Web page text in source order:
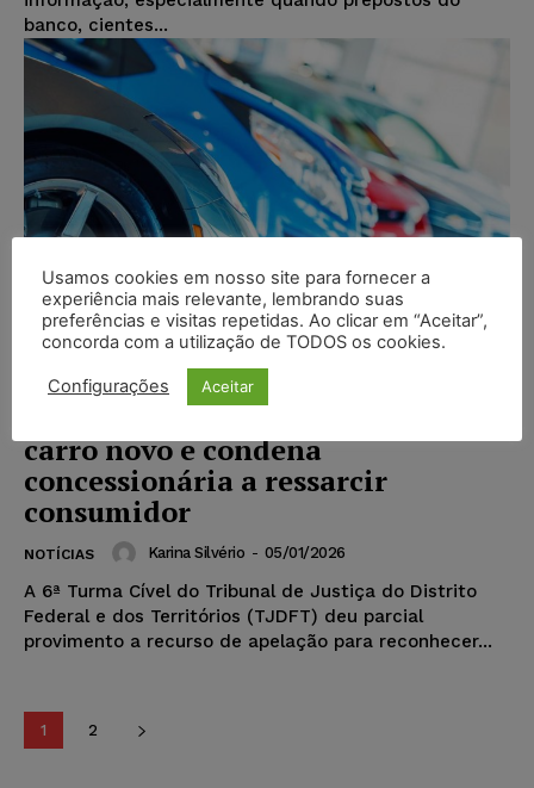
banco, cientes...
TJDFT aponta falha em revisão de
carro novo e condena
concessionária a ressarcir
consumidor
NOTÍCIAS Karina Silvério - 05/01/2026
A 6ª Turma Cível do Tribunal de Justiça do Distrito
Federal e dos Territórios (TJDFT) deu parcial
provimento a recurso de apelação para reconhecer...
1 2
Usamos cookies em nosso site para fornecer a
experiência mais relevante, lembrando suas
preferências e visitas repetidas. Ao clicar em “Aceitar”,
concorda com a utilização de TODOS os cookies.
Configurações Aceitar